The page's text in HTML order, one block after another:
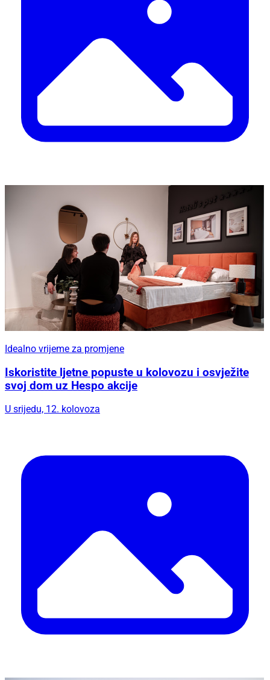
Idealno vrijeme za promjene
Iskoristite ljetne popuste u kolovozu i osvježite
svoj dom uz Hespo akcije
U srijedu, 12. kolovoza